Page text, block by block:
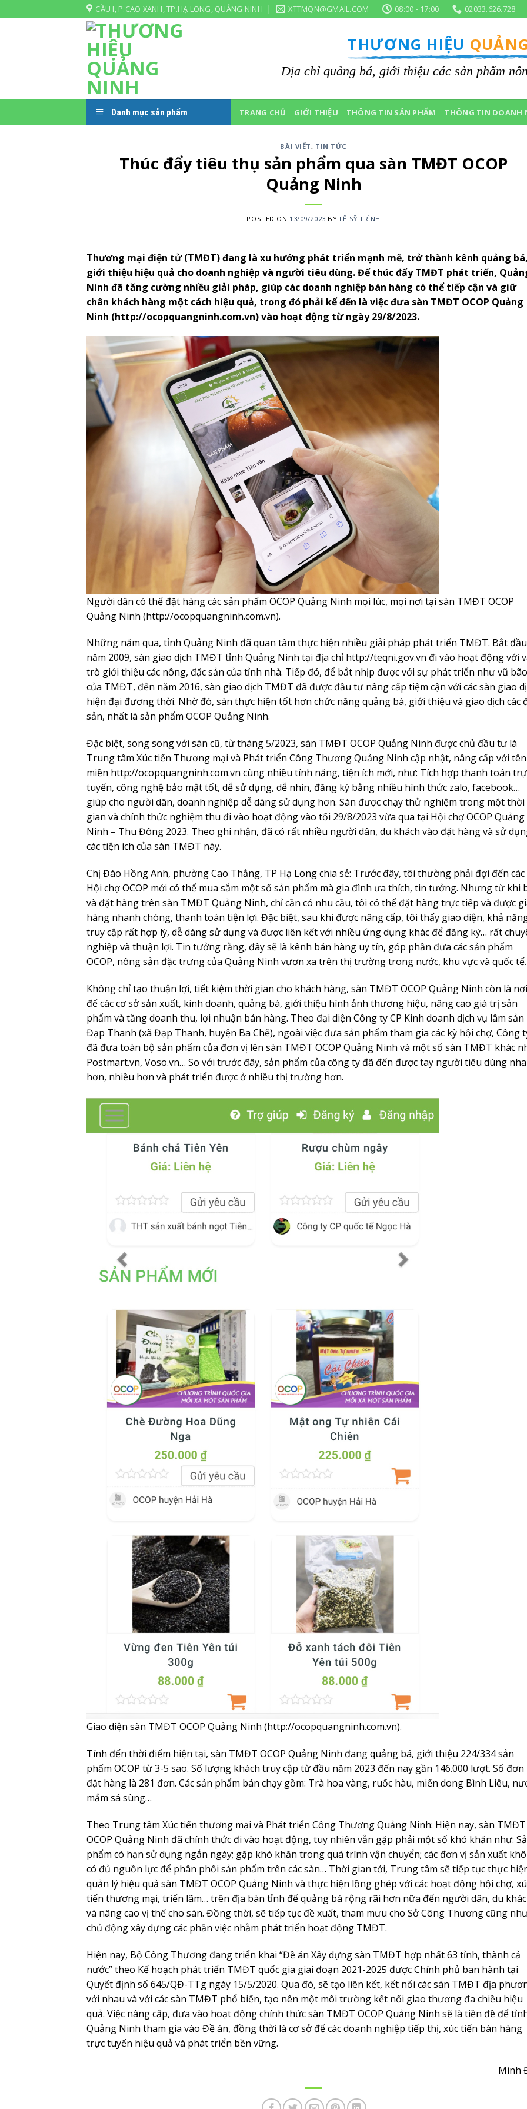
to
CẦU I, P.CAO XANH, TP.HẠ LONG, QUẢNG NINH XTTMQN@GMAIL.COM 08:00 - 17:00 02033.626.728
THƯƠNG HIỆU
Địa chỉ quảng bá, giới thiệu các sản phẩm
Danh mục sản phẩm TRANG CHỦ GIỚI THIỆU THÔNG TIN SẢN PHẨM THÔNG TIN DOANH
BÀI VIẾT, TIN TỨC
Thúc đẩy tiêu thụ sản phẩm qua sàn TMĐT OCOP
Quảng Ninh
POSTED ON 13/09/2023 BY LÊ SỸ TRÌNH
Thương mại điện tử (TMĐT) đang là xu hướng phát triển mạnh mẽ, trở thành kênh quảng
giới thiệu hiệu quả cho doanh nghiệp và người tiêu dùng. Để thúc đẩy TMĐT phát triển,
Ninh đã tăng cường nhiều giải pháp, giúp các doanh nghiệp bán hàng có thể tiếp cận và giữ
chân khách hàng một cách hiệu quả, trong đó phải kể đến là việc đưa sàn TMĐT OCOP Quảng
Ninh (http://ocopquangninh.com.vn) vào hoạt động từ ngày 29/8/2023.
Người dân có thể đặt hàng các sản phẩm OCOP Quảng Ninh mọi lúc, mọi nơi tại sàn TMĐT OCOP
Quảng Ninh (http://ocopquangninh.com.vn).
Những năm qua, tỉnh Quảng Ninh đã quan tâm thực hiện nhiều giải pháp phát triển TMĐT. Bắt
năm 2009, sàn giao dịch TMĐT tỉnh Quảng Ninh tại địa chỉ http://teqni.gov.vn đi vào hoạt động với
trò giới thiệu các nông, đặc sản của tỉnh nhà. Tiếp đó, để bắt nhịp được với sự phát triển như vũ bão
của TMĐT, đến năm 2016, sàn giao dịch TMĐT đã được đầu tư nâng cấp tiệm cận với các sàn giao
hiện đại đương thời. Nhờ đó, sàn thực hiện tốt hơn chức năng quảng bá, giới thiệu và giao dịch các
sản, nhất là sản phẩm OCOP Quảng Ninh.
Đặc biệt, song song với sàn cũ, từ tháng 5/2023, sàn TMĐT OCOP Quảng Ninh được chủ đầu tư là
Trung tâm Xúc tiến Thương mại và Phát triển Công Thương Quảng Ninh cập nhật, nâng cấp với tên
miền http://ocopquangninh.com.vn cùng nhiều tính năng, tiện ích mới, như: Tích hợp thanh toán
tuyến, công nghệ bảo mật tốt, dễ sử dụng, dễ nhìn, đăng ký bằng nhiều hình thức zalo, facebook…
giúp cho người dân, doanh nghiệp dễ dàng sử dụng hơn. Sàn được chạy thử nghiệm trong một thời
gian và chính thức nghiệm thu đi vào hoạt động vào tối 29/8/2023 vừa qua tại Hội chợ OCOP Quảng
Ninh – Thu Đông 2023. Theo ghi nhận, đã có rất nhiều người dân, du khách vào đặt hàng và sử
các tiện ích của sàn TMĐT này.
Chị Đào Hồng Anh, phường Cao Thắng, TP Hạ Long chia sẻ: Trước đây, tôi thường phải đợi đến các
Hội chợ OCOP mới có thể mua sắm một số sản phẩm mà gia đình ưa thích, tin tưởng. Nhưng từ khi
và đặt hàng trên sàn TMĐT Quảng Ninh, chỉ cần có nhu cầu, tôi có thể đặt hàng trực tiếp và được
hàng nhanh chóng, thanh toán tiện lợi. Đặc biệt, sau khi được nâng cấp, tôi thấy giao diện, khả
truy cập rất hợp lý, dễ dàng sử dụng và được liên kết với nhiều ứng dụng khác để đăng ký… rất
nghiệp và thuận lợi. Tin tưởng rằng, đây sẽ là kênh bán hàng uy tín, góp phần đưa các sản phẩm
OCOP, nông sản đặc trưng của Quảng Ninh vươn xa trên thị trường trong nước, khu vực và quốc tế.
Không chỉ tạo thuận lợi, tiết kiệm thời gian cho khách hàng, sàn TMĐT OCOP Quảng Ninh còn là nơi
để các cơ sở sản xuất, kinh doanh, quảng bá, giới thiệu hình ảnh thương hiệu, nâng cao giá trị sản
phẩm và tăng doanh thu, lợi nhuận bán hàng. Theo đại diện Công ty CP Kinh doanh dịch vụ lâm sản
Đạp Thanh (xã Đạp Thanh, huyện Ba Chẽ), ngoài việc đưa sản phẩm tham gia các kỳ hội chợ, Công
đã đưa toàn bộ sản phẩm của đơn vị lên sàn TMĐT OCOP Quảng Ninh và một số sàn TMĐT khác
Postmart.vn, Voso.vn… So với trước đây, sản phẩm của công ty đã đến được tay người tiêu dùng
hơn, nhiều hơn và phát triển được ở nhiều thị trường hơn.
Giao diện sàn TMĐT OCOP Quảng Ninh (http://ocopquangninh.com.vn).
Tính đến thời điểm hiện tại, sàn TMĐT OCOP Quảng Ninh đang quảng bá, giới thiệu 224/334 sản
phẩm OCOP từ 3-5 sao. Số lượng khách truy cập từ đầu năm 2023 đến nay gần 146.000 lượt. Số đơn
đặt hàng là 281 đơn. Các sản phẩm bán chạy gồm: Trà hoa vàng, ruốc hàu, miến dong Bình Liêu,
mắm sá sùng…
Theo Trung tâm Xúc tiến thương mại và Phát triển Công Thương Quảng Ninh: Hiện nay, sàn TMĐT
OCOP Quảng Ninh đã chính thức đi vào hoạt động, tuy nhiên vẫn gặp phải một số khó khăn như:
phẩm có hạn sử dụng ngắn ngày; gặp khó khăn trong quá trình vận chuyển; các đơn vị sản xuất
có đủ nguồn lực để phân phối sản phẩm trên các sàn… Thời gian tới, Trung tâm sẽ tiếp tục thực
quản lý hiệu quả sàn TMĐT OCOP Quảng Ninh và thực hiện lồng ghép với các hoạt động hội chợ,
tiến thương mại, triển lãm… trên địa bàn tỉnh để quảng bá rộng rãi hơn nữa đến người dân, du
và nâng cao vị thế cho sàn. Đồng thời, sẽ tiếp tục đề xuất, tham mưu cho Sở Công Thương cũng
chủ động xây dựng các phần việc nhằm phát triển hoạt động TMĐT.
Hiện nay, Bộ Công Thương đang triển khai “Đề án Xây dựng sàn TMĐT hợp nhất 63 tỉnh, thành cả
nước” theo Kế hoạch phát triển TMĐT quốc gia giai đoạn 2021-2025 được Chính phủ ban hành tại
Quyết định số 645/QĐ-TTg ngày 15/5/2020. Qua đó, sẽ tạo liên kết, kết nối các sàn TMĐT địa
với nhau và với các sàn TMĐT phổ biến, tạo nên một môi trường kết nối giao thương đa chiều hiệu
quả. Việc nâng cấp, đưa vào hoạt động chính thức sàn TMĐT OCOP Quảng Ninh sẽ là tiền đề để
Quảng Ninh tham gia vào Đề án, đồng thời là cơ sở để các doanh nghiệp tiếp thị, xúc tiến bán hàng
trực tuyến hiệu quả và phát triển bền vững.
Minh